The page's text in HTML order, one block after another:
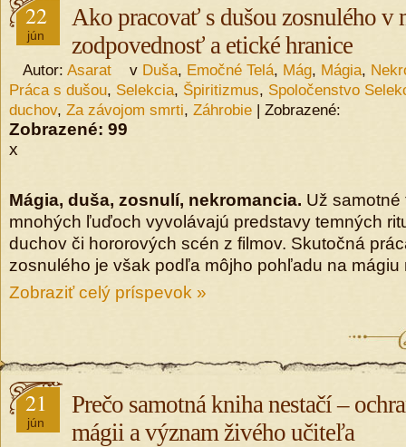
22
jún
Ako pracovať s dušou zosnulého v
zodpovednosť a etické hranice
Autor: Asarat v Duša, Emočné Telá, Mág, Mágia,
Práca s dušou, Selekcia, Špiritizmus, Spoločenstvo
duchov, Za závojom smrti, Záhrobie | Zobrazené:
Zobrazené: 99
x
Mágia, duša, zosnulí, nekromancia. Už samotné
mnohých ľuďoch vyvolávajú predstavy temných
duchov či hororových scén z filmov. Skutočná
zosnulého je však podľa môjho pohľadu na mágiu
Zobraziť celý príspevok »
21
jún
Prečo samotná kniha nestačí –
mágii a význam živého učiteľa